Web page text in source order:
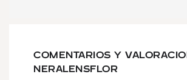
COMENTARIOS Y
NERALENSFLOR